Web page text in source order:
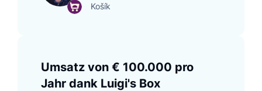
Košík
Umsatz von € 100.000 pro
Jahr dank Luigi's Box